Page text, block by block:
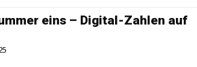
eins – Digital-Zahlen auf